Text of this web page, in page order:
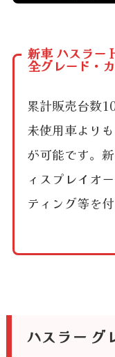
新車 ハスラ
全グレード・
累計販売台数
未使用車より
が可能です。
ィスプレイオ
ティング等を
ハスラー グ